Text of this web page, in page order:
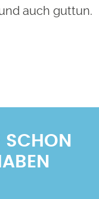
auch guttun.
SCHON